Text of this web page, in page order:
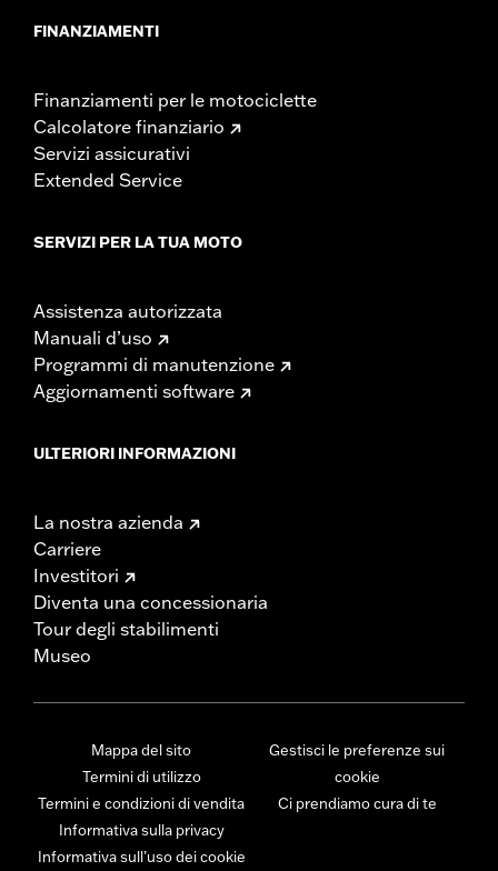
FINANZIAMENTI
Finanziamenti per le motociclette
Calcolatore finanziario
Servizi assicurativi
Extended Service
SERVIZI PER LA TUA MOTO
Assistenza autorizzata
Manuali d’uso
Programmi di manutenzione
Aggiornamenti software
ULTERIORI INFORMAZIONI
La nostra azienda
Carriere
Investitori
Diventa una concessionaria
Tour degli stabilimenti
Museo
Mappa del sito
Termini di utilizzo
Termini e condizioni di vendita
Informativa sulla privacy
Informativa sull’uso dei cookie
Gestisci le preferenze sui
cookie
Ci prendiamo cura di te